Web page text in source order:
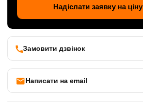
Надіслати заявку на ціну
Замовити дзвінок
Написати на email
Металеві вироби